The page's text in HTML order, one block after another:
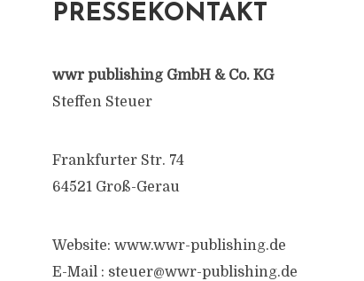
PRESSEKONTAKT
wwr publishing GmbH & Co. KG
Steffen Steuer
Frankfurter Str. 74
64521 Groß-Gerau
Website: www.wwr-publishing.de
E-Mail : steuer@wwr-publishing.de